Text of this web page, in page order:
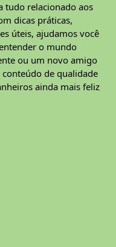
tudo relacionado aos
dicas práticas,
úteis, ajudamos você
o mundo
ou um novo amigo
de qualidade
ainda mais feliz